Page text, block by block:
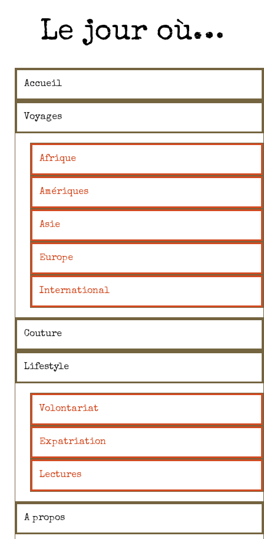
Le jour où…
Accueil
Voyages
Afrique
Amériques
Asie
Europe
International
Couture
Lifestyle
Volontariat
Expatriation
Lectures
A propos